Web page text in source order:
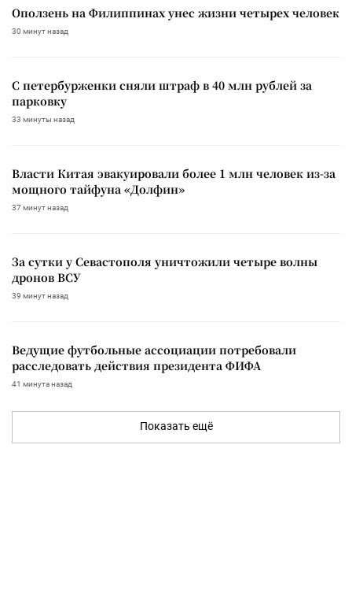
Оползень на Филиппинах унес жизни четырех человек
30 минут назад
С петербурженки сняли штраф в 40 млн рублей за
парковку
33 минуты назад
Власти Китая эвакуировали более 1 млн человек из-за
мощного тайфуна «Долфин»
37 минут назад
За сутки у Севастополя уничтожили четыре волны
дронов ВСУ
39 минут назад
Ведущие футбольные ассоциации потребовали
расследовать действия президента ФИФА
41 минута назад
Показать ещё